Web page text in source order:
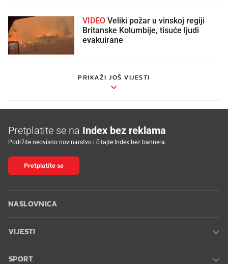
VIDEO
Britanske Kolumbije, tisuće ljudi
evakuirane
PRIKAŽI JOŠ VIJESTI
Pretplatite se na Index bez reklama
Podržite neovisno novinarstvo i čitajte Index bez bannera.
Pretplatite se
NASLOVNICA
VIJESTI
SPORT